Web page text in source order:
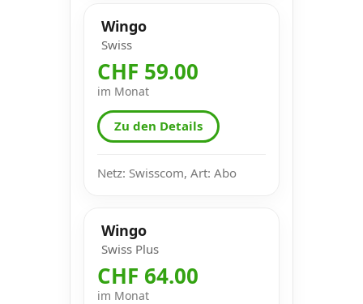
Wingo
Swiss
CHF 59.00
im Monat
Zu den Details
Netz: Swisscom, Art: Abo
Wingo
Swiss Plus
CHF 64.00
im Monat